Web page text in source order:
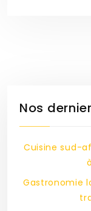
Nos
Cuisine sud-
Gastronomie